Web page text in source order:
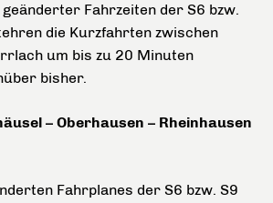
Fahrzeiten der S6 bzw.
die Kurzfahrten zwischen
um bis zu 20 Minuten
bisher.
– Oberhausen – Rheinhausen
Fahrplanes der S6 bzw. S9